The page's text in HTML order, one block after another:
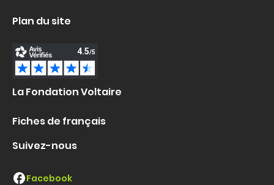
Plan du site
La Fondation Voltaire
Fiches de français
Suivez-nous
Facebook